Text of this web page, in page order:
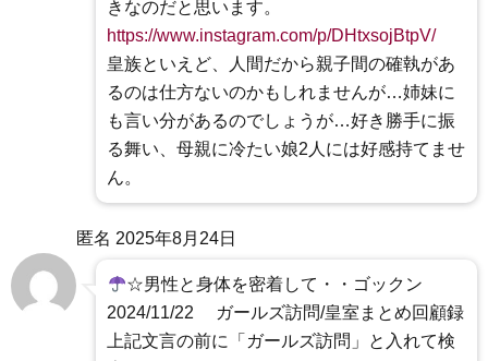
きなのだと思います。
https://www.instagram.com/p/DHtxsojBtpV/
皇族といえど、人間だから親子間の確執があ
るのは仕方ないのかもしれませんが…姉妹に
も言い分があるのでしょうが…好き勝手に振
る舞い、母親に冷たい娘2人には好感持てませ
ん。
匿名 2025年8月24日
☆男性と身体を密着して・・ゴックン
2024/11/22 ガールズ訪問/皇室まとめ回顧録
上記文言の前に「ガールズ訪問」と入れて検